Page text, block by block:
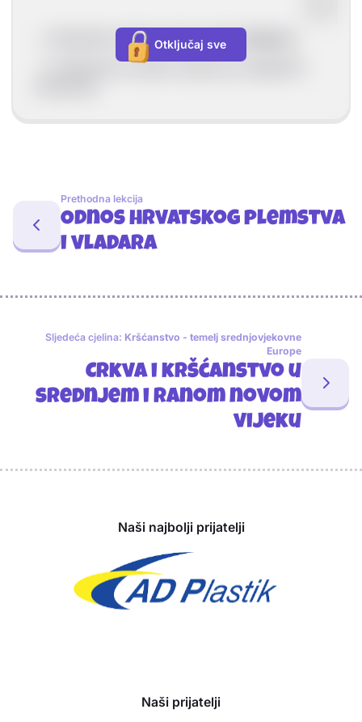
--> Bosanski vladari nosili su titulu
--> Održavali su dobre odnose sa susjednim
Otključaj sve
Prethodna lekcija
Odnos hrvatskog plemstva
i vladara
Sljedeća cjelina: Kršćanstvo - temelj srednjovjekovne
Europe
Crkva i kršćanstvo u
srednjem i ranom novom
vijeku
Naši najbolji prijatelji
Naši prijatelji